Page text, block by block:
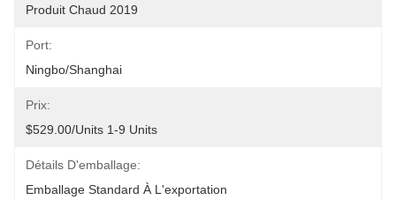
Produit Chaud 2019
Port:
Ningbo/Shanghai
Prix:
$529.00/units 1-9 Units
Détails D'emballage:
Emballage Standard À L'exportation